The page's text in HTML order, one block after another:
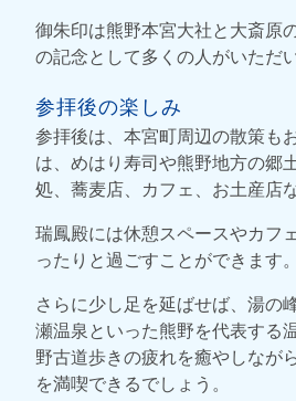
御朱印は熊野本宮大社と大斎原
の記念として多くの人がいただ
参拝後の楽しみ
参拝後は、本宮町周辺の散策も
は、めはり寿司や熊野地方の郷
処、蕎麦店、カフェ、お土産店
瑞鳳殿には休憩スペースやカフ
ったりと過ごすことができます。
さらに少し足を延ばせば、湯の
瀬温泉といった熊野を代表する
野古道歩きの疲れを癒やしなが
を満喫できるでしょう。